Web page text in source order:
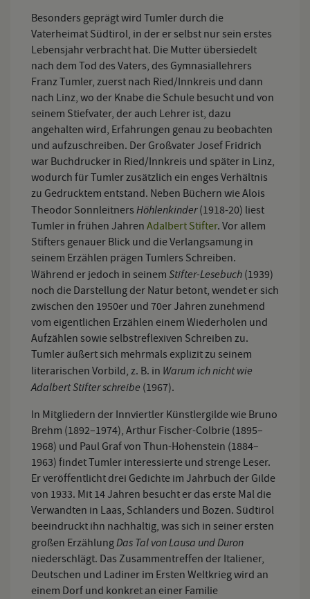
Besonders geprägt wird Tumler durch die
Vaterheimat Südtirol, in der er selbst nur sein erstes
Lebensjahr verbracht hat. Die Mutter übersiedelt
nach dem Tod des Vaters, des Gymnasiallehrers
Franz Tumler, zuerst nach Ried/Innkreis und dann
nach Linz, wo der Knabe die Schule besucht und von
seinem Stiefvater, der auch Lehrer ist, dazu
angehalten wird, Erfahrungen genau zu beobachten
und aufzuschreiben. Der Großvater Josef Fridrich
war Buchdrucker in Ried/Innkreis und später in Linz,
wodurch für Tumler zusätzlich ein enges Verhältnis
zu Gedrucktem entstand. Neben Büchern wie Alois
Theodor Sonnleitners Höhlenkinder(1918-20) liest
Tumler in frühen Jahren Adalbert Stifter. Vor allem
Stifters genauer Blick und die Verlangsamung in
seinem Erzählen prägen Tumlers Schreiben.
Während er jedoch in seinem Stifter-Lesebuch (1939)
noch die Darstellung der Natur betont, wendet er sich
zwischen den 1950er und 70er Jahren zunehmend
vom eigentlichen Erzählen einem Wiederholen und
Aufzählen sowie selbstreflexiven Schreiben zu.
Tumler äußert sich mehrmals explizit zu seinem
literarischen Vorbild, z. B. in Warum ich nicht wie
Adalbert Stifter schreibe (1967).
In Mitgliedern der Innviertler Künstlergilde wie Bruno
Brehm (1892–1974), Arthur Fischer-Colbrie (1895–
1968) und Paul Graf von Thun-Hohenstein (1884–
1963) findet Tumler interessierte und strenge Leser.
Er veröffentlicht drei Gedichte im Jahrbuch der Gilde
von 1933. Mit 14 Jahren besucht er das erste Mal die
Verwandten in Laas, Schlanders und Bozen. Südtirol
beeindruckt ihn nachhaltig, was sich in seiner ersten
großen ErzählungDas Tal von Lausa und Duron
niederschlägt. Das Zusammentreffen der Italiener,
Deutschen und Ladiner im Ersten Weltkrieg wird an
einem Dorf und konkret an einer Familie